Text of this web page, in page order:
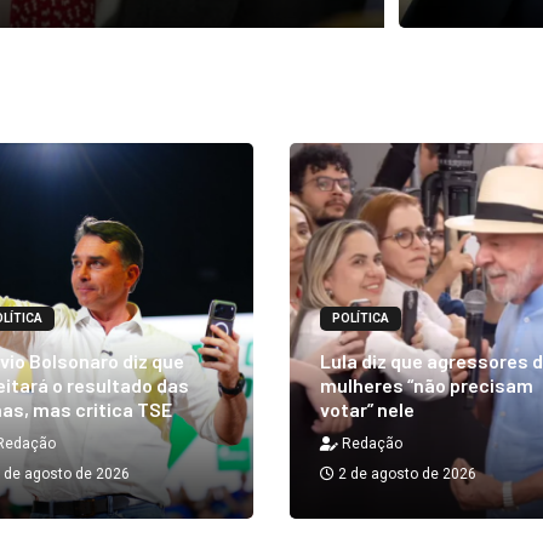
Bolsonaro diz que
o resultado das
mas critica TSE
de agosto de 2026
POLÍTICA
Lula diz que agressores
mulheres “não precisam
votar” nele
Redação
2 de agosto de 2026